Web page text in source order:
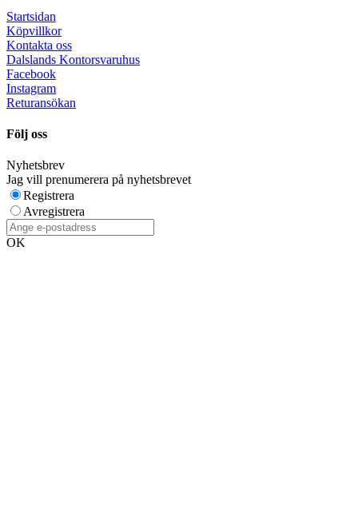
Startsidan
Köpvillkor
Kontakta oss
Dalslands Kontorsvaruhus
Facebook
Instagram
Returansökan
Följ oss
Nyhetsbrev
Jag vill prenumerera på nyhetsbrevet
Registrera
Avregistrera
OK